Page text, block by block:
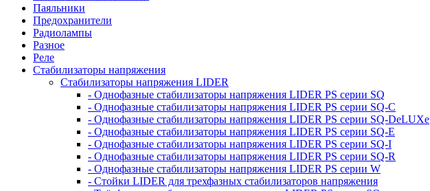
Паяльники
Предохранители
Радиолампы
Разное
Реле
Стабилизаторы напряжения
Стабилизаторы напряжения LIDER
- Однофазные стабилизаторы напряжения LIDER PS серии SQ
- Однофазные стабилизаторы напряжения LIDER PS серии SQ-C
- Однофазные стабилизаторы напряжения LIDER PS серии SQ-DeLUXe
- Однофазные стабилизаторы напряжения LIDER PS серии SQ-E
- Однофазные стабилизаторы напряжения LIDER PS серии SQ-I
- Однофазные стабилизаторы напряжения LIDER PS серии SQ-R
- Однофазные стабилизаторы напряжения LIDER PS серии W
- Стойки LIDER для трехфазных стабилизаторов напряжения